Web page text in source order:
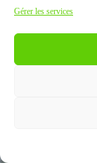
Gérer les services